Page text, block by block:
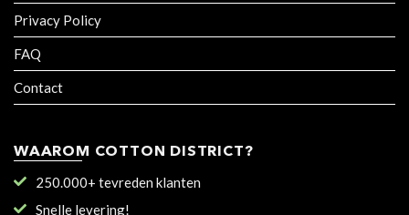
Privacy Policy
FAQ
Contact
WAAROM COTTON DISTRICT?
250.000+ tevreden klanten
Snelle levering!